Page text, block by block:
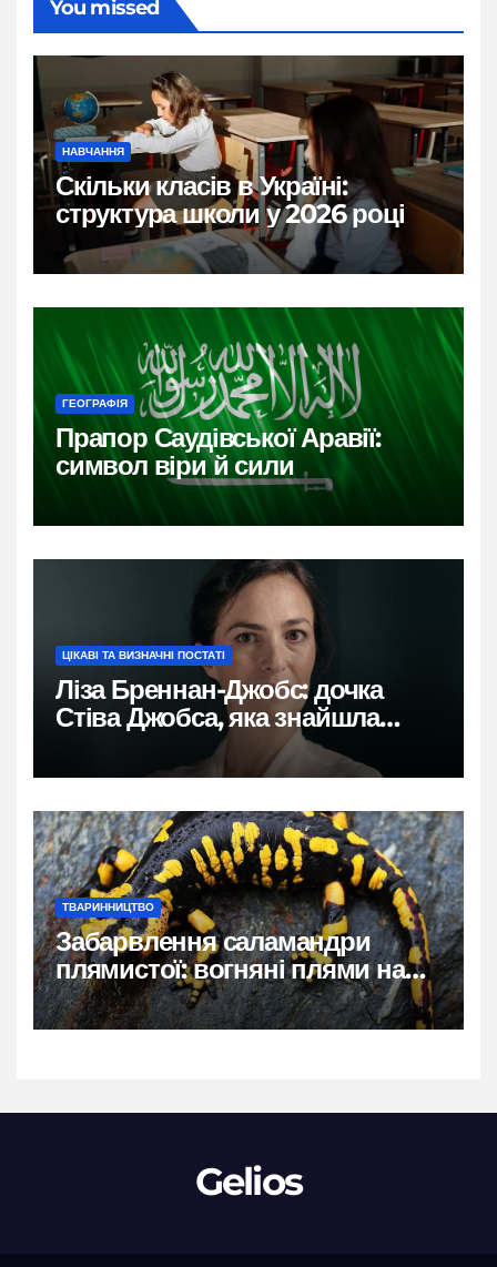
You missed
НАВЧАННЯ
Скільки класів в Україні:
структура школи у 2026 році
ГЕОГРАФІЯ
Прапор Саудівської Аравії:
символ віри й сили
ЦІКАВІ ТА ВИЗНАЧНІ ПОСТАТІ
Ліза Бреннан-Джобс: дочка
Стіва Джобса, яка знайшла
власний голос
ТВАРИННИЦТВО
Забарвлення саламандри
плямистої: вогняні плями на
чорному тлі
Gelios